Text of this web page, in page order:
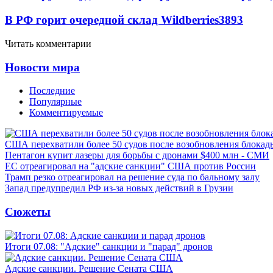
В РФ горит очередной склад Wildberries3893
Читать комментарии
Новости мира
Последние
Популярные
Комментируемые
США перехватили более 50 судов после возобновления
Пентагон купит лазеры для борьбы с дронами $400 млн - СМИ
ЕС отреагировал на "адские санкции" США против России
Трамп резко отреагировал на решение суда по бальному залу
Запад предупредил РФ из-за новых действий в Грузии
Сюжеты
Итоги 07.08: "Адские" санкции и "парад" дронов
Адские санкции. Решение Сената США